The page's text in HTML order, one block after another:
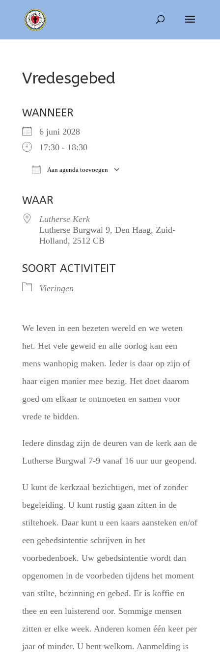
Vredesgebed
WANNEER
6 juni 2028
17:30 - 18:30
Aan agenda toevoegen
WAAR
Lutherse Kerk
Lutherse Burgwal 9, Den Haag, Zuid-
Holland, 2512 CB
SOORT ACTIVITEIT
Vieringen
We leven in een bezeten wereld en we weten
het. Het vele geweld en alle oorlog kan een
mens wanhopig maken. Ieder is daar op zijn of
haar eigen manier mee bezig. Het doet daarom
goed om elkaar te ontmoeten en samen voor
vrede te bidden.
Iedere dinsdag zijn de deuren van de kerk aan de
Lutherse Burgwal 7-9 vanaf 16 uur uur geopend.
U kunt de kerkzaal bezichtigen, met of zonder
begeleiding. U kunt rustig gaan zitten in de
stiltehoek. Daar kunt u een kaars aansteken en/of
een gebedsintentie schrijven in het
voorbedenboek. Uw gebedsintentie wordt dan
opgenomen in de voorbeden tijdens het moment
van stilte, bezinning en gebed. Er is koffie en
thee en een luisterend oor. Sommige mensen
zitten er elke week. Anderen komen één keer per
jaar of minder. U bent welkom. Aanmelding is